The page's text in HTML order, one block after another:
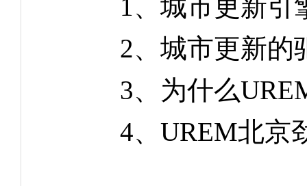
1、城市更新引
2、城市更新的
3、为什么UREM
4、UREM北京